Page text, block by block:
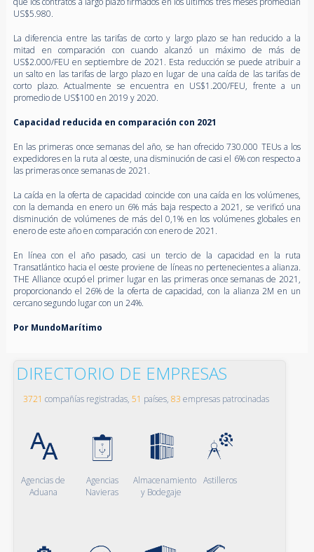
US$5.980.
La diferencia entre las tarifas de corto y largo plazo se han reducido a la
mitad en comparación con cuando alcanzó un máximo de más de
US$2.000/FEU en septiembre de 2021. Esta reducción se puede atribuir a
un salto en las tarifas de largo plazo en lugar de una caída de las tarifas de
corto plazo. Actualmente se encuentra en US$1.200/FEU, frente a un
promedio de US$100 en 2019 y 2020.
Capacidad reducida en comparación con 2021
En las primeras once semanas del año, se han ofrecido 730.000 TEUs a los
expedidores en la ruta al oeste, una disminución de casi el 6% con respecto a
las primeras once semanas de 2021.
La caída en la oferta de capacidad coincide con una caída en los volúmenes,
con la demanda en enero un 6% más baja respecto a 2021, se verificó una
disminución de volúmenes de más del 0,1% en los volúmenes globales en
enero de este año en comparación con enero de 2021.
En línea con el año pasado, casi un tercio de la capacidad en la ruta
Transatlántico hacia el oeste proviene de líneas no pertenecientes a alianza.
THE Alliance ocupó el primer lugar en las primeras once semanas de 2021,
proporcionando el 26% de la oferta de capacidad, con la alianza 2M en un
cercano segundo lugar con un 24%.
Por MundoMarítimo
DIRECTORIO DE EMPRESAS
3721 compañías registradas, 51 países, 83 empresas patrocinadas
Agencias de
Aduana
Agencias
Navieras
Almacenamiento
y Bodegaje
Astilleros